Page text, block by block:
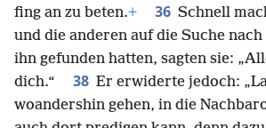
fing an zu beten.+ 36 Schnell
und die anderen auf die Suche
ihn gefunden hatten, sagten sie:
dich.“
38 Er erwiderte jedoch:
woandershin gehen, in die